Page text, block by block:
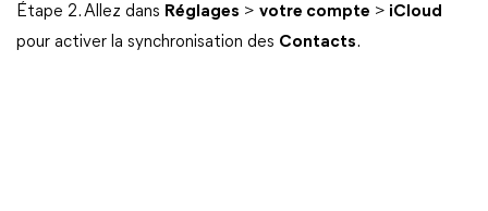
Étape 2. Allez dans Réglages > votre compte > iCloud
pour activer la synchronisation des Contacts.